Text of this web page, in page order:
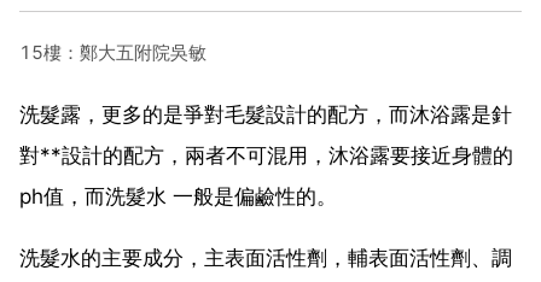
15樓：鄭大五附院吳敏
洗髮露，更多的是爭對毛髮設計的配方，而沐浴露是針
對**設計的配方，兩者不可混用，沐浴露要接近身體的
ph值，而洗髮水 一般是偏鹼性的。
洗髮水的主要成分，主表面活性劑，輔表面活性劑、調